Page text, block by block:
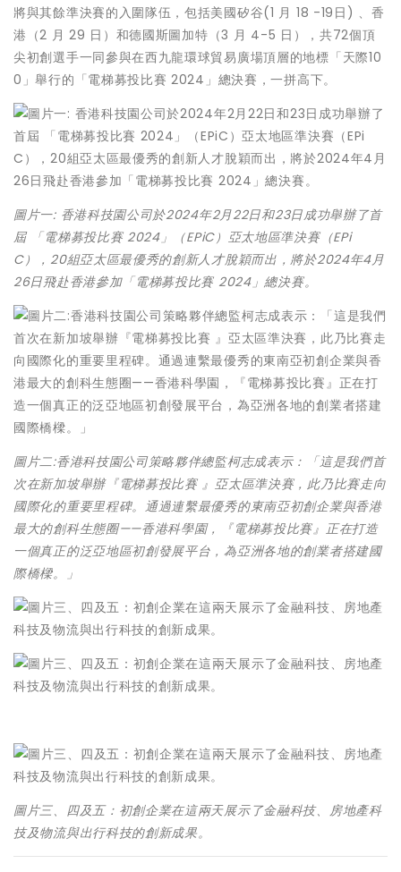
將與其餘準決賽的入圍隊伍，包括美國矽谷(1 月 18 -19日) 、香
港（2 月 29 日）和德國斯圖加特（3 月 4-5 日），共72個頂
尖初創選手一同參與在西九龍環球貿易廣場頂層的地標「天際10
0」舉行的「電梯募投比賽 2024」總決賽，一拼高下。
圖片一: 香港科技園公司於2024年2月22日和23日成功舉辦了首
屆 「電梯募投比賽 2024」（EPiC）亞太地區準決賽（EPi
C），20組亞太區最優秀的創新人才脫穎而出，將於2024年4月
26日飛赴香港參加「電梯募投比賽 2024」總決賽。
圖片二:香港科技園公司策略夥伴總監柯志成表示：「這是我們首
次在新加坡舉辦『電梯募投比賽 』亞太區準決賽，此乃比賽走向
國際化的重要里程碑。通過連繫最優秀的東南亞初創企業與香港
最大的創科生態圈——香港科學園，『電梯募投比賽』正在打造
一個真正的泛亞地區初創發展平台，為亞洲各地的創業者搭建國
際橋樑。」
圖片三、四及五：初創企業在這兩天展示了金融科技、房地產科
技及物流與出行科技的創新成果。